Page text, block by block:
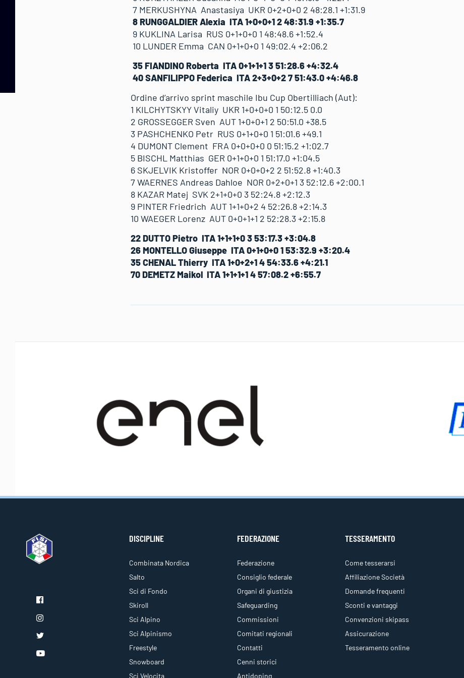
7 MERKUSHYNA Anastasiya UKR 0+2+0+0 2 48:28.1 +1:31.9
8 RUNGGALDIER Alexia ITA 1+0+0+1 2 48:31.9 +1:35.7
9 KUKLINA Larisa RUS 0+1+0+0 1 48:48.6 +1:52.4
10 LUNDER Emma CAN 0+1+0+0 1 49:02.4 +2:06.2
35 FIANDINO Roberta ITA 0+1+1+1 3 51:28.6 +4:32.4
40 SANFILIPPO Federica ITA 2+3+0+2 7 51:43.0 +4:46.8
Ordine d’arrivo sprint maschile Ibu Cup Obertilliach (Aut):
1 KILCHYTSKYY Vitaliy UKR 1+0+0+0 1 50:12.5 0.0
2 GROSSEGGER Sven AUT 1+0+0+1 2 50:51.0 +38.5
3 PASHCHENKO Petr RUS 0+1+0+0 1 51:01.6 +49.1
4 DUMONT Clement FRA 0+0+0+0 0 51:15.2 +1:02.7
5 BISCHL Matthias GER 0+1+0+0 1 51:17.0 +1:04.5
6 SKJELVIK Kristoffer NOR 0+0+0+2 2 51:52.8 +1:40.3
7 WAERNES Andreas Dahloe NOR 0+2+0+1 3 52:12.6 +2:00.1
8 KAZAR Matej SVK 2+1+0+0 3 52:24.8 +2:12.3
9 PINTER Friedrich AUT 1+1+0+2 4 52:26.8 +2:14.3
10 WAEGER Lorenz AUT 0+0+1+1 2 52:28.3 +2:15.8
22 DUTTO Pietro ITA 1+1+1+0 3 53:17.3 +3:04.8
26 MONTELLO Giuseppe ITA 0+1+0+0 1 53:32.9 +3:20.4
35 CHENAL Thierry ITA 1+0+2+1 4 54:33.6 +4:21.1
70 DEMETZ Maikol ITA 1+1+1+1 4 57:08.2 +6:55.7
DISCIPLINE
Combinata Nordica
Salto
Sci di Fondo
Skiroll
Sci Alpino
Sci Alpinismo
Freestyle
Snowboard
Sci Velocita
FEDERAZIONE
Federazione
Consiglio federale
Organi di giustizia
Safeguarding
Commissioni
Comitati regionali
Contatti
Cenni storici
Antidoping
TESSERAMENTO
Come tesserarsi
Affiliazione Società
Domande frequenti
Sconti e vantaggi
Convenzioni skipass
Assicurazione
Tesseramento online